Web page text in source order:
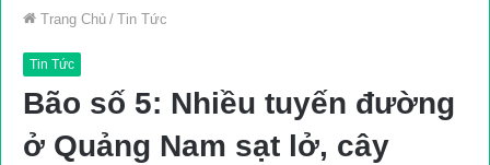
Trang Chủ / Tin Tức
Tin Tức
Bão số 5: Nhiều tuyến đường
ở Quảng Nam sạt lở, cây